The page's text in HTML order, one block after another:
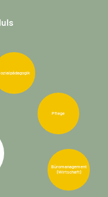
Pflege
Büromanagement
(Wirtschaft)